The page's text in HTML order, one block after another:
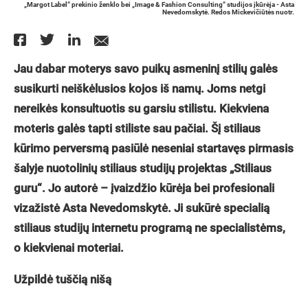
„Margot Label“ prekinio ženklo bei „Image & Fashion Consulting“ studijos įkūrėja - Asta
Nevedomskytė. Redos Mickevičiūtės nuotr.
Jau dabar moterys savo puikų asmeninį stilių galės
susikurti neiškėlusios kojos iš namų. Joms netgi
nereikės konsultuotis su garsiu stilistu. Kiekviena
moteris galės tapti stiliste sau pačiai. Šį stiliaus
kūrimo perversmą pasiūlė neseniai startavęs pirmasis
šalyje nuotolinių stiliaus studijų projektas „Stiliaus
guru“. Jo autorė – įvaizdžio kūrėja bei profesionali
vizažistė Asta Nevedomskytė. Ji sukūrėspecialią
stiliaus studijų internetu programą ne specialistėms,
o kiekvienai moteriai.
Užpildė tuščią nišą